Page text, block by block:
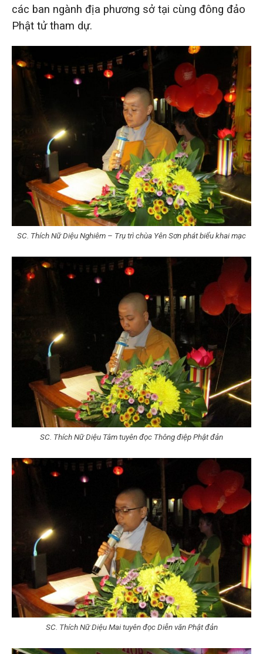
các ban ngành địa phương sở tại cùng đông đảo
Phật tử tham dự.
SC. Thích Nữ Diệu Nghiêm – Trụ trì chùa Yên Sơn phát biểu khai mạc
SC. Thích Nữ Diệu Tâm tuyên đọc Thông điệp Phật đản
SC. Thích Nữ Diệu Mai tuyên đọc Diễn văn Phật đản